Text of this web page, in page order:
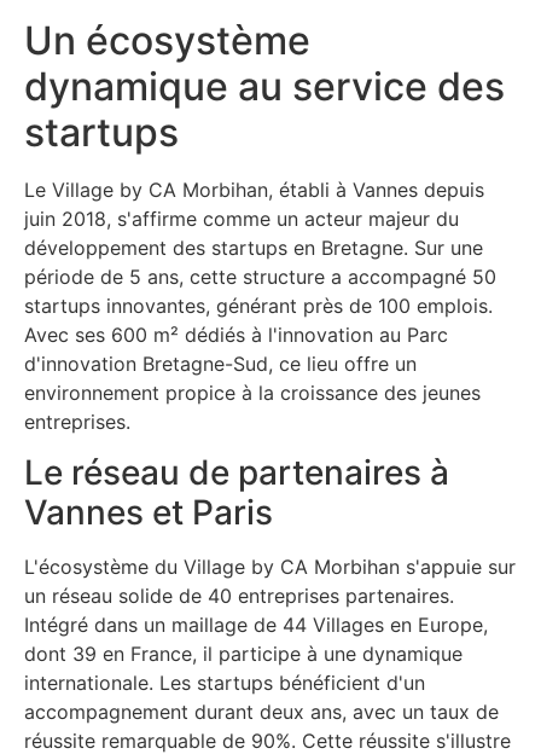
Un écosystème
dynamique au service des
startups
Le Village by CA Morbihan, établi à Vannes depuis
juin 2018, s'affirme comme un acteur majeur du
développement des startups en Bretagne. Sur une
période de 5 ans, cette structure a accompagné 50
startups innovantes, générant près de 100 emplois.
Avec ses 600 m² dédiés à l'innovation au Parc
d'innovation Bretagne-Sud, ce lieu offre un
environnement propice à la croissance des jeunes
entreprises.
Le réseau de partenaires à
Vannes et Paris
L'écosystème du Village by CA Morbihan s'appuie sur
un réseau solide de 40 entreprises partenaires.
Intégré dans un maillage de 44 Villages en Europe,
dont 39 en France, il participe à une dynamique
internationale. Les startups bénéficient d'un
accompagnement durant deux ans, avec un taux de
réussite remarquable de 90%. Cette réussite s'illustre